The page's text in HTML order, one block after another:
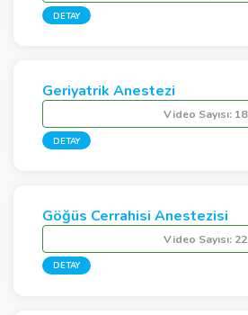
DETAY
Geriyatrik Anestezi
Video Sayısı:18
DETAY
Göğüs Cerrahisi Anestezisi
Video Sayısı:22
DETAY